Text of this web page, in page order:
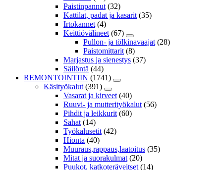
Paistinpannut (32)
Kattilat, padat ja kasarit (35)
Irtokannet (4)
Keittiövälineet (67)
Pullon- ja tölkinavaajat (28)
Paistomittarit (8)
Marjastus ja sienestys (37)
Säilöntä (44)
REMONTOINTIIN (1741)
Käsityökalut (391)
Vasarat ja kirveet (40)
Ruuvi- ja mutterityökalut (56)
Pihdit ja leikkurit (60)
Sahat (14)
Työkalusetit (42)
Hionta (40)
Muuraus,rappaus,laatoitus (35)
Mitat ja suorakulmat (20)
Puukot, katkoteräveitset (14)